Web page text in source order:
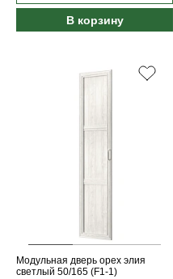
В корзину
Модульная дверь орех элия
светлый 50/165 (F1-1)